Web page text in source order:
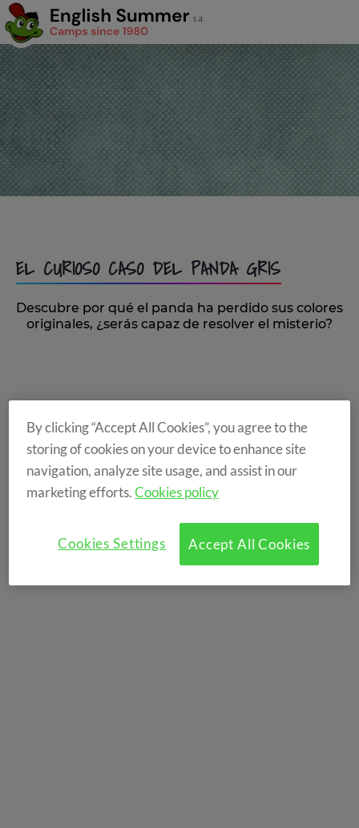
EL CURIOSO CASO DEL PANDA GRIS
Descubre por qué el panda ha perdido sus colores
originales, ¿serás capaz de resolver el misterio?
By clicking “Accept All Cookies”, you agree to the
storing of cookies on your device to enhance site
navigation, analyze site usage, and assist in our
marketing efforts.Cookies policy
Accept All Cookies
Cookies Settings